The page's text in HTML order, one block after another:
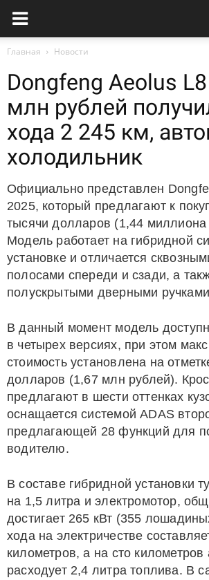
Главная Новости
Dongfeng Aeolus
млн рублей
хода 2 245 км,
холодильник
Официально представлен
2025, который предлагают к
тысячи долларов (1,44 миллиона
Модель работает на гибридной
установке и отличается
полосами спереди и сзади, а
полускрытыми дверными
В данный момент модель
в четырех версиях, при этом
стоимость установлена на
долларов (1,67 млн рублей).
предлагают в шести оттенках
оснащается системой ADAS
предлагающей 28 функций для
водителю.
В составе гибридной установки
на 1,5 литра и электромотор,
достигает 265 кВт (355
хода на электричестве
километров, а на сто
расходует 2,4 литра топлива. В